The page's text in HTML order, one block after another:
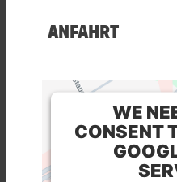
ANFAHRT
WE
CONSENT